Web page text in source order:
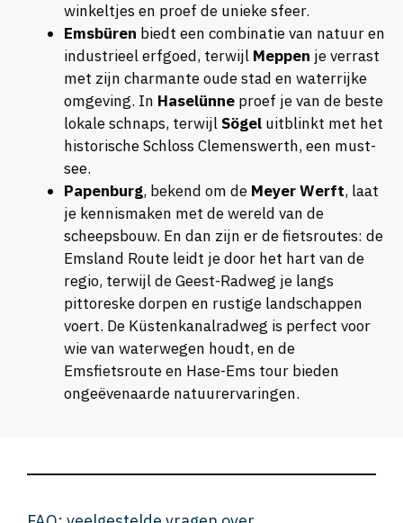
winkeltjes en proef de unieke sfeer.
Emsbüren biedt een combinatie van natuur en
industrieel erfgoed, terwijl Meppen je verrast
met zijn charmante oude stad en waterrijke
omgeving. In Haselünne proef je van de beste
lokale schnaps, terwijlSögel uitblinkt met het
historische Schloss Clemenswerth, een must-
see.
Papenburg, bekend om de Meyer Werft, laat
je kennismaken met de wereld van de
scheepsbouw. En dan zijn er de fietsroutes: de
Emsland Route leidt je door het hart van de
regio, terwijl de Geest-Radweg je langs
pittoreske dorpen en rustige landschappen
voert. De Küstenkanalradweg is perfect voor
wie van waterwegen houdt, en de
Emsfietsroute en Hase-Ems tour bieden
ongeëvenaarde natuurervaringen.